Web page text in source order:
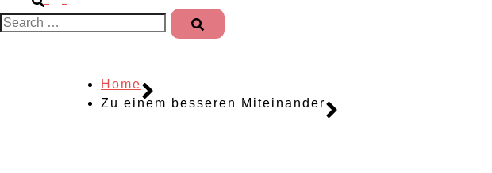
Search…
Home
Zu einem besseren Miteinander